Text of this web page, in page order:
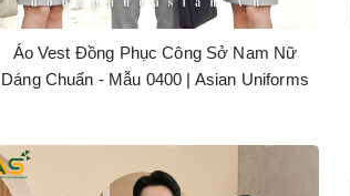
Áo Vest Đồng Phục Công Sở Nam Nữ
Dáng Chuẩn - Mẫu 0400 | Asian Uniforms